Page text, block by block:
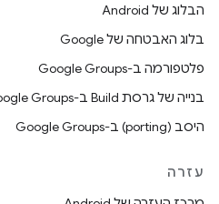
הבלוג של Android
בלוג האבטחה של Google
פלטפורמה ב-Google Groups
בנייה של גרסת Build ב-Google Groups
היסב (porting) ב-Google Groups
עזרה